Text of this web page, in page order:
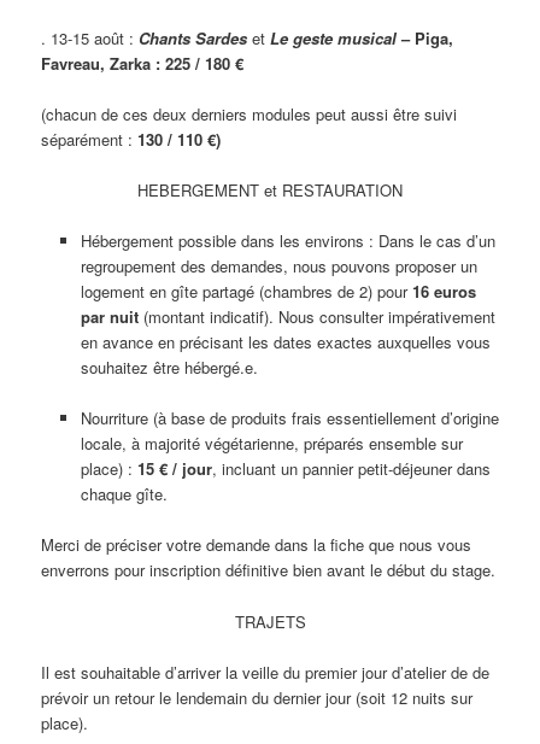
. 13-15 août : Chants Sardes et Le geste musical– Piga,
Favreau, Zarka :225 / 180 €
(chacun de ces deux derniers modules peut aussi être suivi
séparément :130 / 110 €)
HEBERGEMENT et RESTAURATION
Hébergement possible dans les environs : Dans le cas d’un
regroupement des demandes, nous pouvons proposer un
logement en gîte partagé (chambres de 2) pour16 euros
par nuit(montant indicatif). Nous consulter impérativement
en avance en précisant les dates exactes auxquelles vous
souhaitez être hébergé.e.
Nourriture (à base de produits frais essentiellement d’origine
locale, à majorité végétarienne, préparés ensemble sur
place) : 15 € / jour, incluant un pannier petit-déjeuner dans
chaque gîte.
Merci de préciser votre demande dans la fiche que nous vous
enverrons pour inscription définitive bien avant le début du stage.
TRAJETS
Il est souhaitable d’arriver la veille du premier jour d’atelier de de
prévoir un retour le lendemain du dernier jour (soit 12 nuits sur
place).